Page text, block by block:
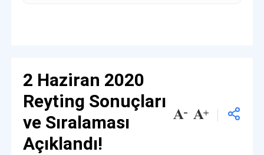
2 Haziran 2020
Reyting Sonuçları
ve Sıralaması
Açıklandı!